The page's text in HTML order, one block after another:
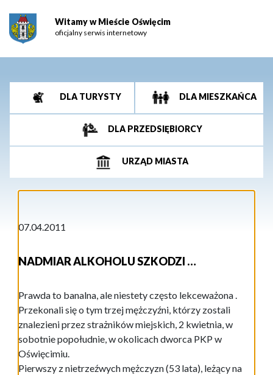
Witamy w Mieście Oświęcim
oficjalny serwis internetowy
DLA TURYSTY DLA MIESZKAŃCA
DLA PRZEDSIĘBIORCY
URZĄD MIASTA
07.04.2011
NADMIAR ALKOHOLU SZKODZI …
Prawda to banalna, ale niestety często lekceważona .
Przekonali się o tym trzej mężczyźni, którzy zostali
znalezieni przez strażników miejskich, 2 kwietnia, w
sobotnie popołudnie, w okolicach dworca PKP w
Oświęcimiu.
Pierwszy z nietrzeźwych mężczyzn (53 lata), leżący na